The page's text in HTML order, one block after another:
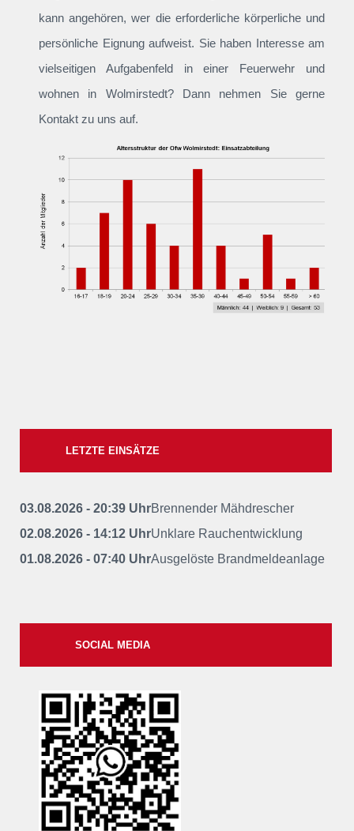
kann angehören, wer die erforderliche körperliche und
persönliche Eignung aufweist. Sie haben Interesse am
vielseitigen Aufgabenfeld in einer Feuerwehr und
wohnen in Wolmirstedt? Dann nehmen Sie gerne
Kontakt zu uns auf.
LETZTE EINSÄTZE
03.08.2026 - 20:39 UhrBrennender Mähdrescher
02.08.2026 - 14:12 UhrUnklare Rauchentwicklung
01.08.2026 - 07:40 UhrAusgelöste Brandmeldeanlage
SOCIAL MEDIA